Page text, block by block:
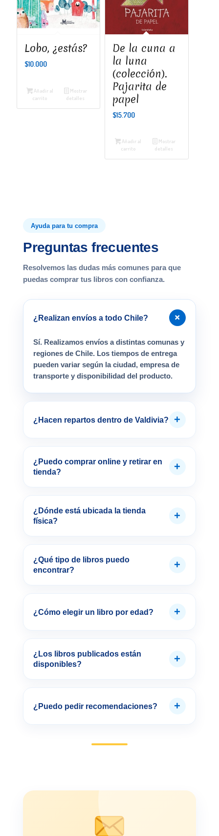
Lobo, ¿estás?
$10.000
Añadir al
carrito
Mostrar
detalles
De la cuna a
la luna
(colección).
Pajarita de
papel
$15.700
Añadir al
carrito
Mostrar
detalles
Ayuda para tu compra
Preguntas frecuentes
Resolvemos las dudas más comunes para que
puedas comprar tus libros con confianza.
¿Realizan envíos a todo Chile? +
Sí. Realizamos envíos a distintas comunas y
regiones de Chile. Los tiempos de entrega
pueden variar según la ciudad, empresa de
transporte y disponibilidad del producto.
¿Hacen repartos dentro de Valdivia? +
¿Puedo comprar online y retirar en
tienda?
+
¿Dónde está ubicada la tienda
física?
+
¿Qué tipo de libros puedo
encontrar?
+
¿Cómo elegir un libro por edad? +
¿Los libros publicados están
disponibles?
+
¿Puedo pedir recomendaciones? +